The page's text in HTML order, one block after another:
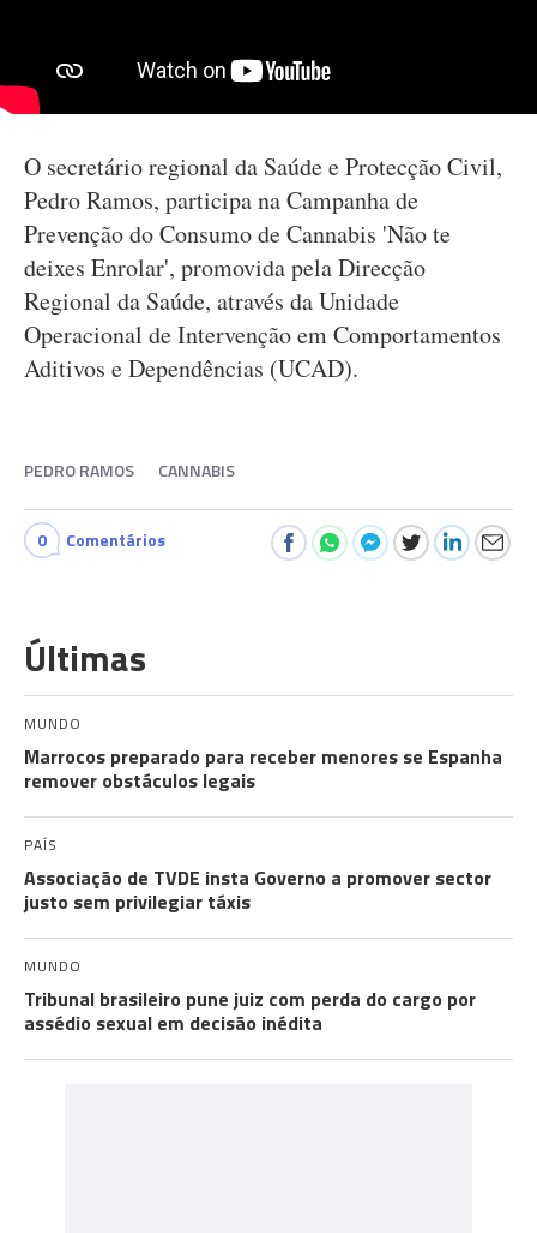
O secretário regional da Saúde e Protecção Civil,
Pedro Ramos, participa na Campanha de
Prevenção do Consumo de Cannabis 'Não te
deixes Enrolar', promovida pela Direcção
Regional da Saúde, através da Unidade
Operacional de Intervenção em Comportamentos
Aditivos e Dependências (UCAD).
PEDRO RAMOS CANNABIS
0 Comentários
Últimas
MUNDO
Marrocos preparado para receber menores se Espanha
remover obstáculos legais
PAÍS
Associação de TVDE insta Governo a promover sector
justo sem privilegiar táxis
MUNDO
Tribunal brasileiro pune juiz com perda do cargo por
assédio sexual em decisão inédita